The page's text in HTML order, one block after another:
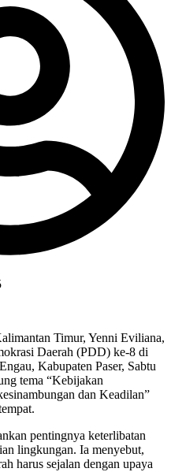
Timur, Yenni Eviliana,
Daerah (PDD) ke-8 di
Kabupaten Paser, Sabtu
tema “Kebijakan
dan Keadilan”
pentingnya keterlibatan
lingkungan. Ia menyebut,
harus sejalan dengan upaya